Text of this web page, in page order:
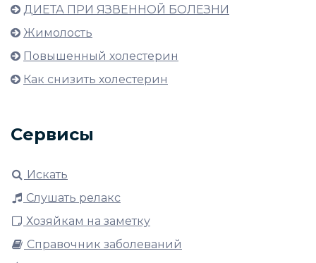
ДИЕТА ПРИ ЯЗВЕННОЙ БОЛЕЗНИ
Жимолость
Повышенный холестерин
Как снизить холестерин
Сервисы
Искать
Слушать релакс
Хозяйкам на заметку
Справочник заболеваний